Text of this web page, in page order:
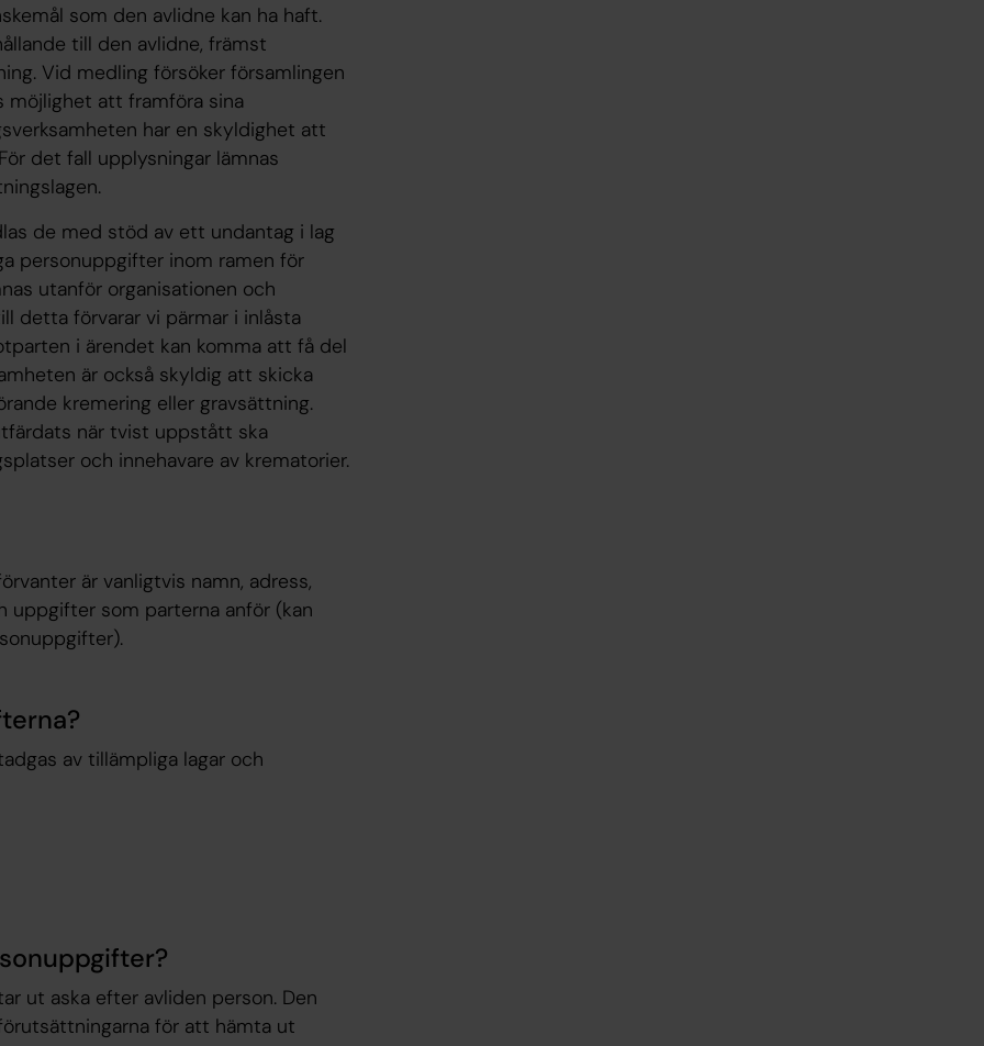
som den avlidne kan ha haft.
till den avlidne, främst
Vid medling försöker församlingen
möjlighet att framföra sina
har en skyldighet att
det fall upplysningar lämnas
de med stöd av ett undantag i lag
personuppgifter inom ramen för
utanför organisationen och
detta förvarar vi pärmar i inlåsta
i ärendet kan komma att få del
är också skyldig att skicka
kremering eller gravsättning.
när tvist uppstått ska
och innehavare av krematorier.
är vanligtvis namn, adress,
uppgifter som parterna anför (kan
av tillämpliga lagar och
ut aska efter avliden person. Den
för att hämta ut